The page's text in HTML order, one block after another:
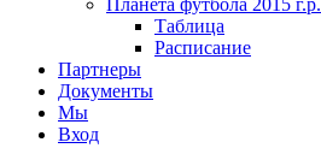
Планета футбола 2015 г.р.
Таблица
Расписание
Партнеры
Документы
Мы
Вход